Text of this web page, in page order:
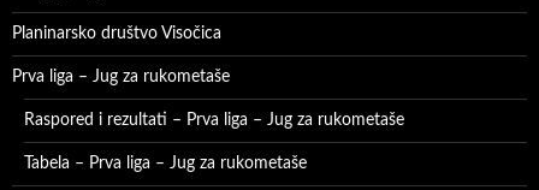
Planinarsko društvo Visočica
Prva liga – Jug za rukometaše
Raspored i rezultati – Prva liga – Jug za rukometaše
Tabela – Prva liga – Jug za rukometaše